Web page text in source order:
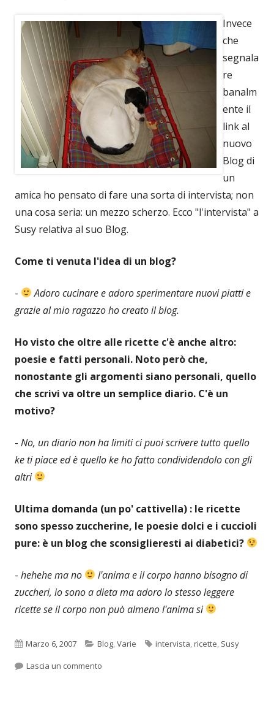
Invece
che
segnala
re
banalm
ente il
link al
nuovo
Blog di
un
amica ho pensato di fare una sorta di intervista; non
una cosa seria: un mezzo scherzo. Ecco "l'intervista" a
Susy relativa al suo Blog.
Come ti venuta l'idea di un blog?
-
Adoro cucinare e adoro sperimentare nuovi piatti e
grazie al mio ragazzo ho creato il blog.
Ho visto che oltre alle ricette c'è anche altro:
poesie e fatti personali. Noto però che,
nonostante gli argomenti siano personali, quello
che scrivi va oltre un semplice diario. C'è un
motivo?
- No, un diario non ha limiti ci puoi scrivere tutto quello
ke ti piace ed è quello ke ho fatto condividendolo con gli
altri
Ultima domanda (un po' cattivella) : le ricette
sono spesso zuccherine, le poesie dolci e i cuccioli
pure: è un blog che sconsiglieresti ai diabetici?
- hehehe ma no
l'anima e il corpo hanno bisogno di
zuccheri, io sono a dieta ma adoro lo stesso leggere
ricette se il corpo non può almeno l'anima si
Pubblicato
Marzo 6, 2007 Categorie
Blog,Varie Tag
intervista,ricette, Susy
Lascia un commento